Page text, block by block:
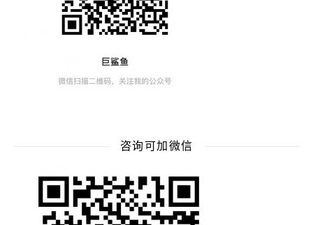
咨询可加微信